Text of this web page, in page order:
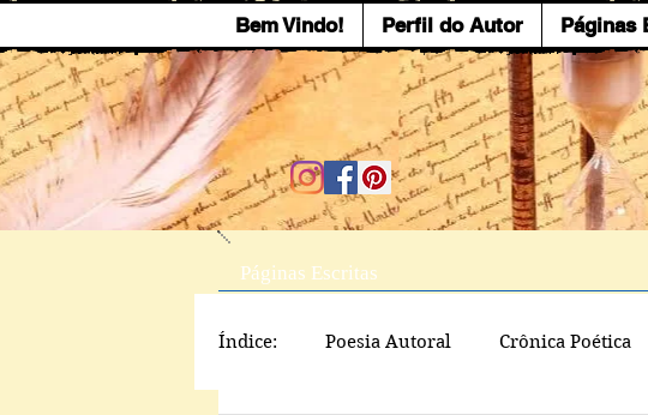
Páginas Escritas
Índice: Poesia Autoral Crônica Poética
Bem Vindo! Perfil do Autor Páginas